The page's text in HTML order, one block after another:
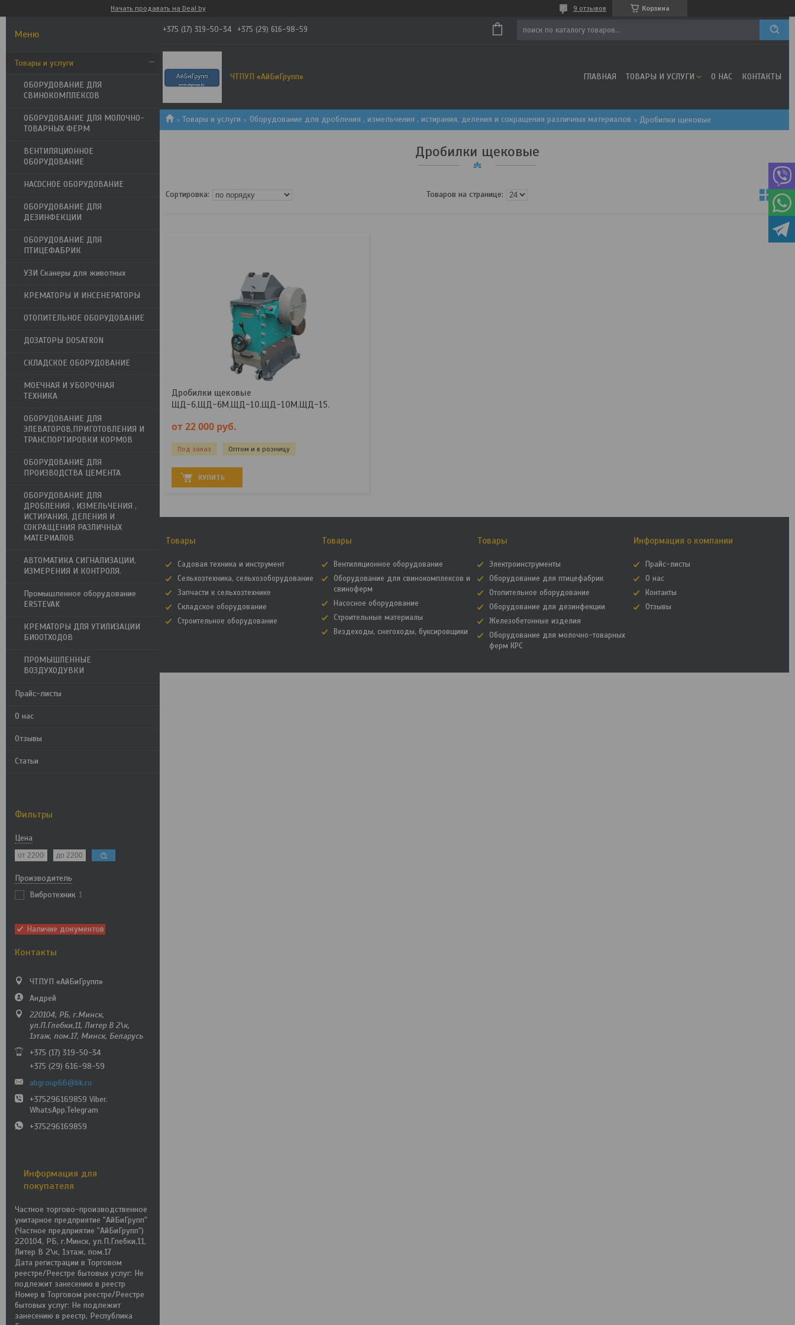
Начать продавать на Deal.by Корзина
9 отзывов
Товары и услуги
ОБОРУДОВАНИЕ ДЛЯ
СВИНОКОМПЛЕКСОВ
ОБОРУДОВАНИЕ ДЛЯ МОЛОЧНО-
ТОВАРНЫХ ФЕРМ
ВЕНТИЛЯЦИОННОЕ
ОБОРУДОВАНИЕ
НАСОСНОЕ ОБОРУДОВАНИЕ
ОБОРУДОВАНИЕ ДЛЯ
ДЕЗИНФЕКЦИИ
ОБОРУДОВАНИЕ ДЛЯ
ПТИЦЕФАБРИК
УЗИ Сканеры для животных
КРЕМАТОРЫ И ИНСЕНЕРАТОРЫ
ОТОПИТЕЛЬНОЕ ОБОРУДОВАНИЕ
ДОЗАТОРЫ DOSATRON
СКЛАДСКОЕ ОБОРУДОВАНИЕ
МОЕЧНАЯ И УБОРОЧНАЯ
ТЕХНИКА
ОБОРУДОВАНИЕ ДЛЯ
ЭЛЕВАТОРОВ,ПРИГОТОВЛЕНИЯ И
ТРАНСПОРТИРОВКИ КОРМОВ
ОБОРУДОВАНИЕ ДЛЯ
ПРОИЗВОДСТВА ЦЕМЕНТА
ОБОРУДОВАНИЕ ДЛЯ
ДРОБЛЕНИЯ , ИЗМЕЛЬЧЕНИЯ ,
ИСТИРАНИЯ, ДЕЛЕНИЯ И
СОКРАЩЕНИЯ РАЗЛИЧНЫХ
МАТЕРИАЛОВ
АВТОМАТИКА СИГНАЛИЗАЦИИ,
ИЗМЕРЕНИЯ И КОНТРОЛЯ.
Промышленное оборудование
ERSTEVAK
КРЕМАТОРЫ ДЛЯ УТИЛИЗАЦИИ
БИООТХОДОВ
ПРОМЫШЛЕННЫЕ
ВОЗДУХОДУВКИ
Прайс-листы
О нас
Отзывы
Статьи
Фильтры
Цена
Производитель
Вибротехник 1
Наличие документов
Контакты
ЧТПУП «АйБиГрупп»
Андрей
220104, РБ, г.Минск,
ул.П.Глебки,11, Литер В 2\к,
1этаж, пом.17, Минск, Беларусь
+375 (17) 319-50-34
+375 (29) 616-98-59
abgroup66@bk.ru
+375296169859 Viber.
WhatsApp.Telegram
+375296169859
Информация для
покупателя
Частное торгово-производственное
унитарное предприятие "АйБиГрупп"
(Частное предприятие "АйБиГрупп")
220104, РБ, г.Минск, ул.П.Глебки,11,
Литер В 2\к, 1этаж, пом.17
Дата регистрации в Торговом
реестре/Реестре бытовых услуг: Не
подлежит занесению в реестр
Номер в Торговом реестре/Реестре
бытовых услуг: Не подлежит
занесению в реестр, Республика
+375 (17) 319-50-34 +375 (29) 616-98-59
ЧТПУП «АйБиГрупп» ГЛАВНАЯ ТОВАРЫ И УСЛУГИ О НАС КОНТАКТЫ
Товары и услуги Оборудование для дробления , измельчения , истирания, деления и сокращения различных материалов Дробилки щековые
Дробилки щековые
Дробилки щековые
ЩД-6,ЩД-6М,ЩД-10,ЩД-10М,ЩД-15.
от 22 000 руб.
Под заказ Оптом и в розницу
КУПИТЬ
Товары
Садовая техника и инструмент
Сельхозтехника, сельхозоборудование
Запчасти к сельхозтехнике
Складское оборудование
Строительное оборудование
Товары
Вентиляционное оборудование
Оборудование для свинокомплексов и
свиноферм
Насосное оборудование
Строительные материалы
Вездеходы, снегоходы, буксировщики
Товары
Электроинструменты
Оборудование для птицефабрик
Отопительное оборудование
Оборудование для дезинфекции
Железобетонные изделия
Оборудование для молочно-товарных
ферм КРС
Информация о компании
Прайс-листы
О нас
Контакты
Отзывы